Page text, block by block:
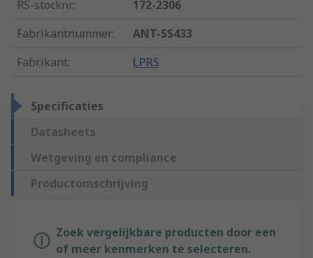
RS-stocknr.:
172-2306
Fabrikantnummer:
ANT-SS433
Fabrikant: LPRS
Specificaties
Datasheets
Wetgeving en compliance
Productomschrijving
Zoek vergelijkbare producten door een
of meer kenmerken te selecteren.